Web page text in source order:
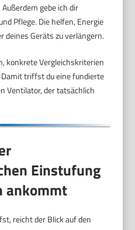
gebe ich dir
Pflege. Die helfen, Energie
deines Geräts zu verlängern.
konkrete Vergleichskriterien
Damit triffst du eine fundierte
Ventilator, der tatsächlich
Einstufung
ankommt
reicht der Blick auf den